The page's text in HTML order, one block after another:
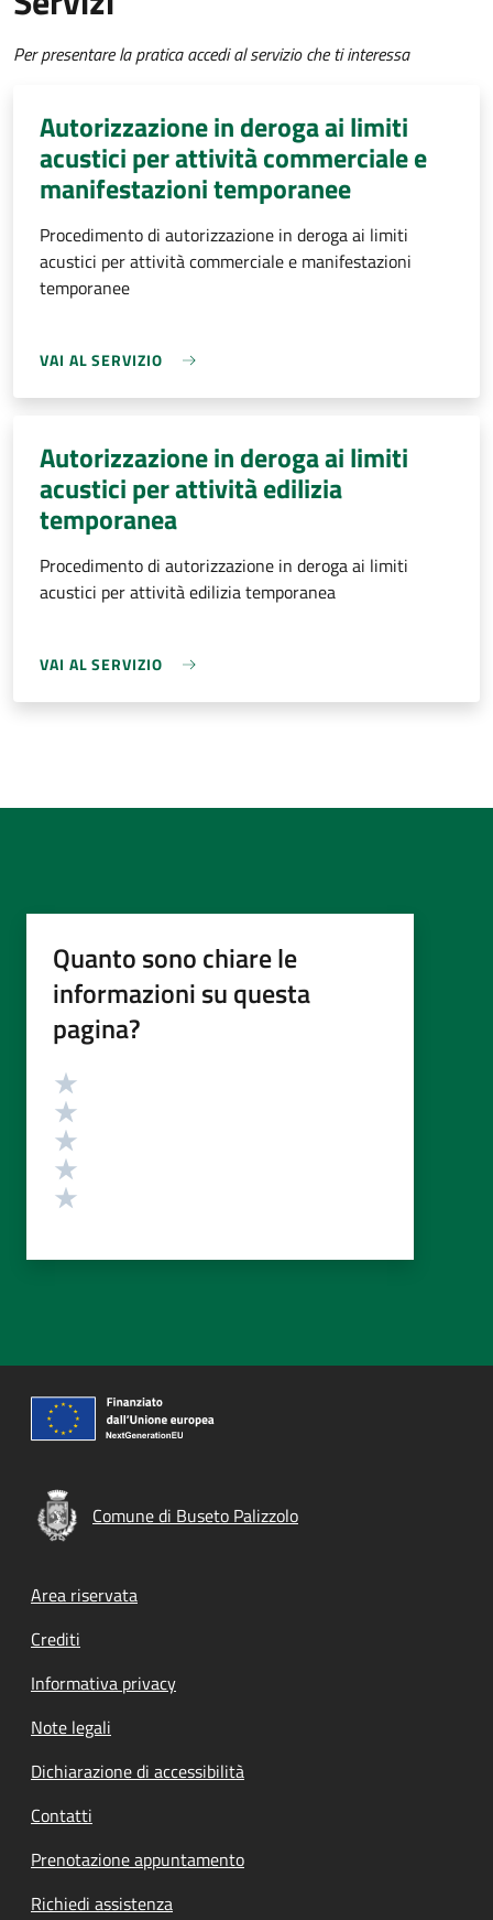
Per presentare la pratica accedi al servizio che ti interessa
Autorizzazione in deroga ai limiti
acustici per attività commerciale e
manifestazioni temporanee
Procedimento di autorizzazione in deroga ai limiti
acustici per attività commerciale e manifestazioni
temporanee
VAI AL SERVIZIO
Autorizzazione in deroga ai limiti
acustici per attività edilizia
temporanea
Procedimento di autorizzazione in deroga ai limiti
acustici per attività edilizia temporanea
VAI AL SERVIZIO
Quanto sono chiare le
informazioni su questa
pagina?
Valutazione
Comune di Buseto Palizzolo
Footer menu
Area riservata
Crediti
Informativa privacy
Note legali
Dichiarazione di accessibilità
Contatti
Prenotazione appuntamento
Richiedi assistenza